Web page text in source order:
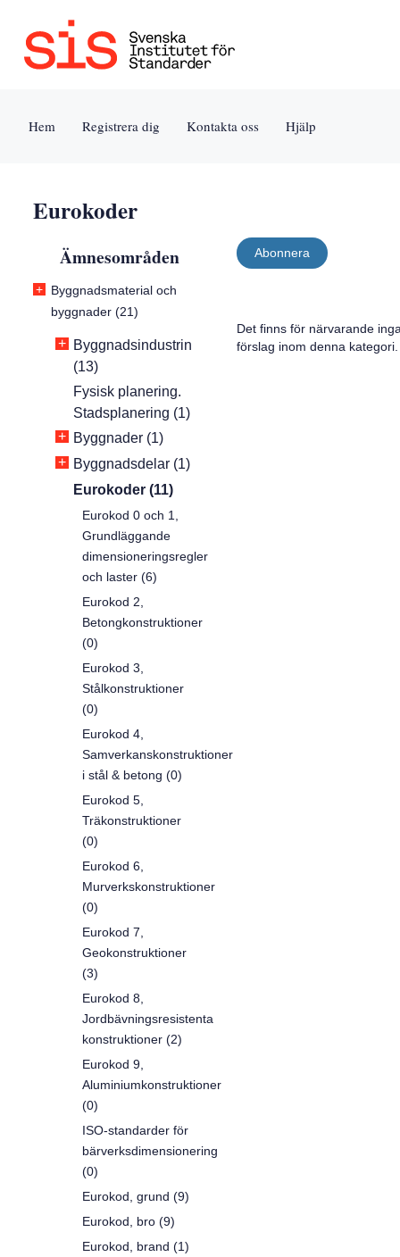
Jump
Tillgänglighet
Användarvillkor
Hem Registrera dig Kontakta oss Hjälp
Eurokoder
Ämnesområden
+ Byggnadsmaterial och
byggnader (21)
+ Byggnadsindustrin
(13)
Fysisk planering.
Stadsplanering (1)
+ Byggnader (1)
+ Byggnadsdelar (1)
Eurokoder (11)
Eurokod 0 och 1,
Grundläggande
dimensioneringsregler
och laster (6)
Eurokod 2,
Betongkonstruktioner
(0)
Eurokod 3,
Stålkonstruktioner
(0)
Eurokod 4,
Samverkanskonstruktioner
i stål & betong (0)
Eurokod 5,
Träkonstruktioner
(0)
Eurokod 6,
Murverkskonstruktioner
(0)
Eurokod 7,
Geokonstruktioner
(3)
Eurokod 8,
Jordbävningsresistenta
konstruktioner (2)
Eurokod 9,
Aluminiumkonstruktioner
(0)
ISO-standarder för
bärverksdimensionering
(0)
Eurokod, grund (9)
Eurokod, bro (9)
Eurokod, brand (1)
Abonnera
Det finns för närvarande
förslag inom denna kategori.